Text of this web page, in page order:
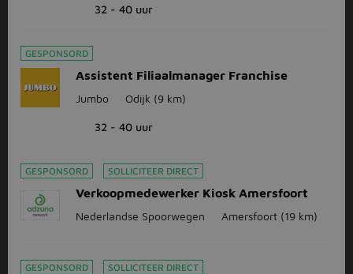
32 - 40 uur
GESPONSORD
Assistent Filiaalmanager Franchise
Jumbo Odijk (9 km)
32 - 40 uur
GESPONSORD SOLLICITEER DIRECT
Verkoopmedewerker Kiosk Amersfoort
Nederlandse Spoorwegen Amersfoort (19 km)
GESPONSORD SOLLICITEER DIRECT